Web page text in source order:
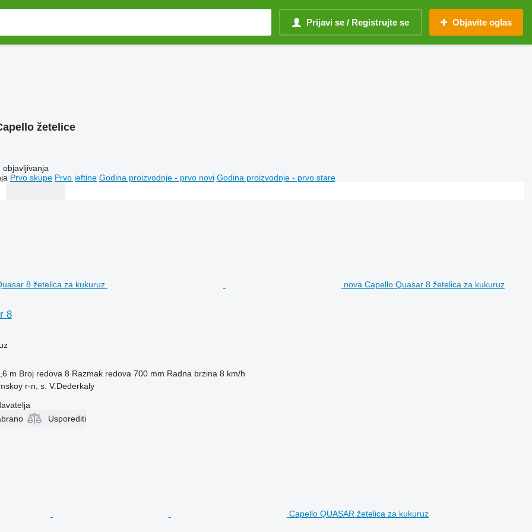
Prijavi se / Registrujte se Objavite oglas
žetelice
objavljivanja
Prvo skupe Prvo jeftine Godina proizvodnje - prvo novi Godina proizvodnje - prvo stare
nova Capello Quasar 8 žetelica za kukuruz
8
m Broj redova 8 Razmak redova 700 mm Radna brzina 8 km/h
r-n, s. V.Dederkaly
Usporediti
Capello QUASAR žetelica za kukuruz